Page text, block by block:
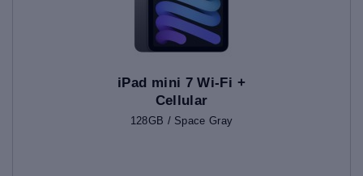
iPad mini 7 Wi-Fi +
Cellular
128GB / Space Gray